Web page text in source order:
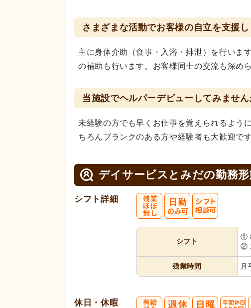
さまざまな活動でお客様の自立を支援し
主に身体介助（食事・入浴・排泄）を行いま
の補助も行います。お客様同士の交流も深め
当施設でヘルパーデビューしてみません
未経験の方でも早くお仕事を覚えられるよう
ちろんブランクのある方や経験者も大歓迎です
デイサービスとみだの勤務
シフト詳細
シフト
①
②
残業時間 月
休日・休暇